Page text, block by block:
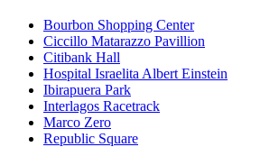
Bourbon Shopping Center
Ciccillo Matarazzo Pavillion
Citibank Hall
Hospital Israelita Albert Einstein
Ibirapuera Park
Interlagos Racetrack
Marco Zero
Republic Square